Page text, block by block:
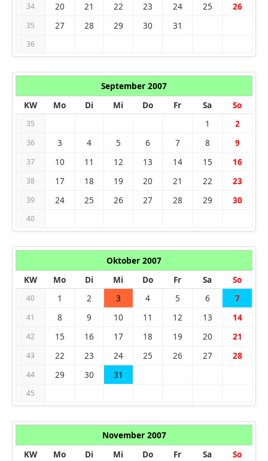
34 20 21 22 23 24 25 26
35 27 28 29 30 31
36
September 2007
KW
Mo Di Mi Do Fr Sa So
35 1 2
36 3 4 5 6 7 8 9
37 10 11 12 13 14 15 16
38 17 18 19 20 21 22 23
39 24 25 26 27 28 29 30
40
Oktober 2007
KW
Mo Di Mi Do Fr Sa So
40 1 2 3 4 5 6 7
41 8 9 10 11 12 13 14
42 15 16 17 18 19 20 21
43 22 23 24 25 26 27 28
44 29 30 31
45
November 2007
KW
Mo Di Mi Do Fr Sa So